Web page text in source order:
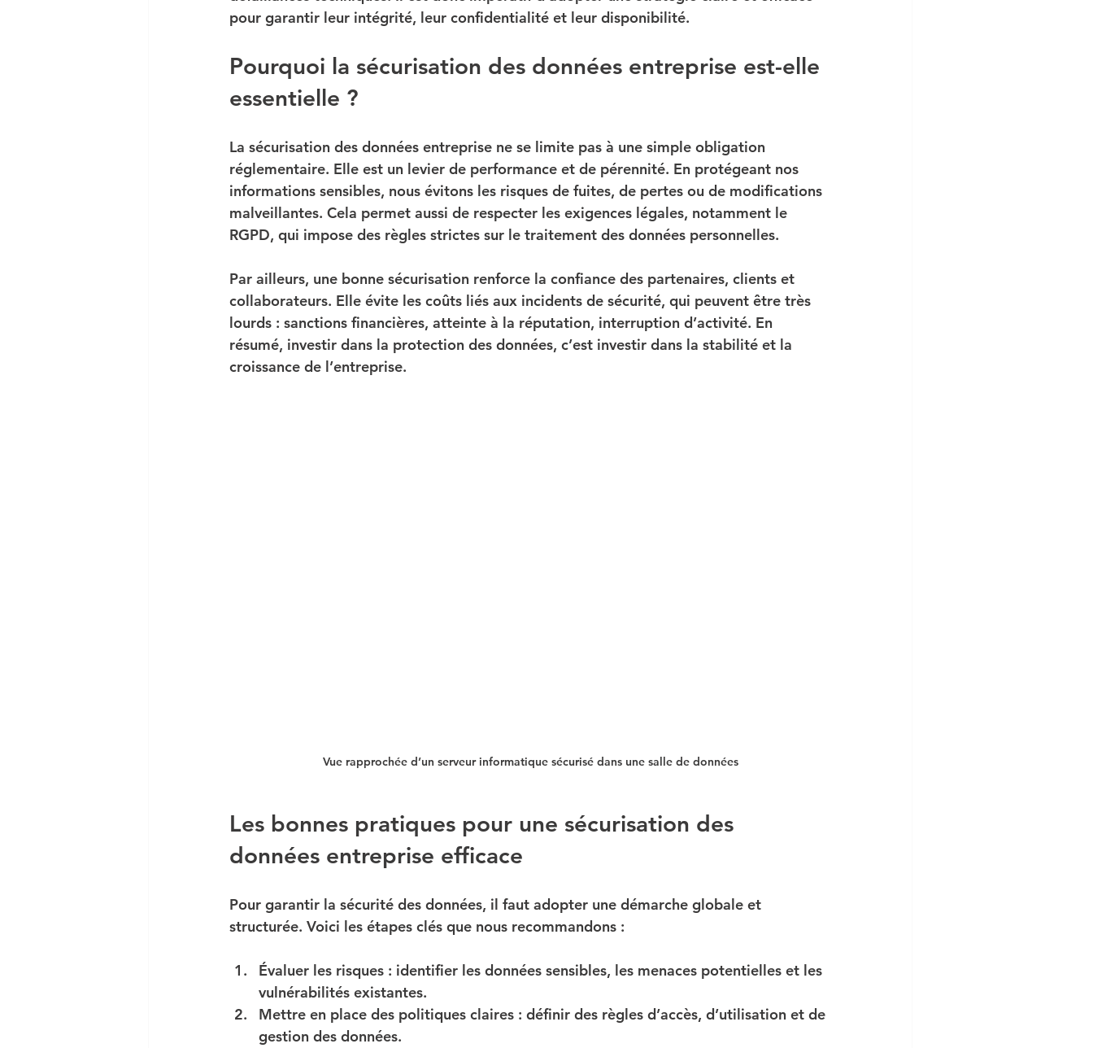
pour garantir leur intégrité, leur confidentialité et leur disponibilité.
Pourquoi la sécurisation des données entreprise est-elle
essentielle ?
La sécurisation des données entreprise ne se limite pas à une simple obligation
réglementaire. Elle est un levier de performance et de pérennité. En protégeant nos
informations sensibles, nous évitons les risques de fuites, de pertes ou de modifications
malveillantes. Cela permet aussi de respecter les exigences légales, notamment le
RGPD, qui impose des règles strictes sur le traitement des données personnelles.
Par ailleurs, une bonne sécurisation renforce la confiance des partenaires, clients et
collaborateurs. Elle évite les coûts liés aux incidents de sécurité, qui peuvent être très
lourds : sanctions financières, atteinte à la réputation, interruption d’activité. En
résumé, investir dans la protection des données, c’est investir dans la stabilité et la
croissance de l’entreprise.
Vue rapprochée d’un serveur informatique sécurisé dans une salle de données
Les bonnes pratiques pour une sécurisation des
données entreprise efficace
Pour garantir la sécurité des données, il faut adopter une démarche globale et
structurée. Voici les étapes clés que nous recommandons :
Évaluer les risques : identifier les données sensibles, les menaces potentielles et les
vulnérabilités existantes.
Mettre en place des politiques claires : définir des règles d’accès, d’utilisation et de
gestion des données.